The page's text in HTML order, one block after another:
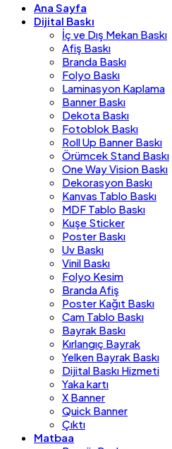
Ana Sayfa
Dijital Baskı
İç ve Dış Mekan Baskı
Afiş Baskı
Branda Baskı
Folyo Baskı
Laminasyon Kaplama
Banner Baskı
Dekota Baskı
Fotoblok Baskı
Roll Up Banner Baskı
Örümcek Stand Baskı
One Way Vision Baskı
Dekorasyon Baskı
Kanvas Tablo Baskı
MDF Tablo Baskı
Kuşe Sticker
Poster Baskı
Uv Baskı
Vinil Baskı
Folyo Kesim
Branda Afiş
Poster Kağıt Baskı
Cam Tablo Baskı
Bayrak Baskı
Kırlangıç Bayrak
Yelken Bayrak Baskı
Dijital Baskı Hizmeti
Yaka kartı
X Banner
Quick Banner
Çıktı
Matbaa